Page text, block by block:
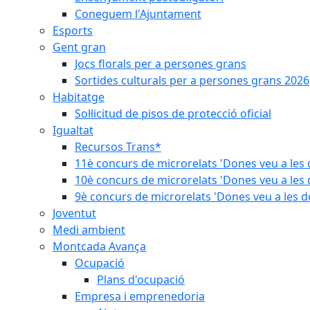
Coneguem l'Ajuntament
Esports
Gent gran
Jocs florals per a persones grans
Sortides culturals per a persones grans 2026
Habitatge
Sol·licitud de pisos de protecció oficial
Igualtat
Recursos Trans*
11è concurs de microrelats 'Dones veu a les
10è concurs de microrelats 'Dones veu a les
9è concurs de microrelats 'Dones veu a les
Joventut
Medi ambient
Montcada Avança
Ocupació
Plans d'ocupació
Empresa i emprenedoria